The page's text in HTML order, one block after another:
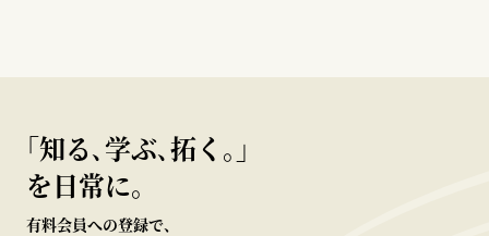
｢知る､学ぶ､拓く｡｣
を日常に。
有料会員への登録で、